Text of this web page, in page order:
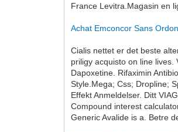
France Levitra.Magasin en
Achat Emconcor Sans
Cialis nettet er det beste
priligy acquisto on line
Dapoxetine. Rifaximin
Style.Mega; Css; Dropline;
Effekt Anmeldelser. Ditt
Compound interest
Generic Avalide is a. Betre